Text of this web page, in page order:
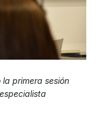
primera sesión